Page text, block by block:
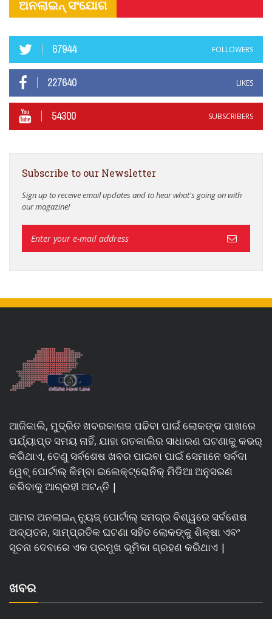
ଅନଲାଇନ୍ ସଂଯୋଗ
67944 FOLLOWERS
227640 LIKES
54300 SUBSCRIBERS
Subscribe to our Newsletter
Sign up to receive email updates and to hear what's going on with
our magazine!
ଆଜିକାଲି, ମୁଦ୍ରିତ ଖବରକାଗଜ ପଢିବା ପାଇଁ ଲୋକଙ୍କ ପାଖରେ
ପର୍ଯ୍ୟାପ୍ତ ସମୟ ନାହିଁ, ଯାହା ଗତକାଲିର ସାଧାରଣ ଘଟଣାକୁ କଭର୍
କରିଥାଏ, ତେଣୁ ସର୍ବଶେଷ ଖବର ପାଇବା ପାଇଁ ସେମାନେ ସର୍ବଦା
ୱେବ୍ ପୋର୍ଟାଲ୍ କିମ୍ବା ଇଲେକ୍ଟ୍ରୋନିକ୍ ମିଡିଆ ଅନୁସରଣ
କରିବାକୁ ଆଗ୍ରହୀ ଅଟନ୍ତି |
ଆମର ଅନଲାଇନ୍ ନ୍ୟୁଜ୍ ପୋର୍ଟାଲ୍ ସମଗ୍ର ବିଶ୍ୱରେ ସର୍ବଶେଷ
ଅଦ୍ୟତନ, ସାମ୍ପ୍ରତିକ ଘଟଣା ସହିତ ଲୋକଙ୍କୁ ଶିକ୍ଷା ଏବଂ
ସୂଚନା ଦେବାରେ ଏକ ପ୍ରମୁଖ ଭୂମିକା ଗ୍ରହଣ କରିଥାଏ |
ଖବର